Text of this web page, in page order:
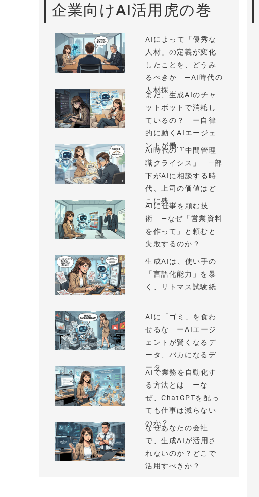
企業向けAI活用虎の巻
AIによって「優秀な
人材」の定義が変化
したことを、どうみ
るべきか —AI時代の
人材採...
まだ、生成AIのチャ
ットボットで消耗し
ているの？ ー自律
的に動くAIエージェ
ントが働...
AI時代の「中間管理
職クライシス」 —部
下がAIに相談する時
代、上司の価値はど
こに残...
AIに仕事を頼む技
術 —なぜ「営業資料
を作って」と頼むと
失敗するのか？
生成AIは、使い手の
「言語化能力」を暴
く、リトマス試験紙
AIに「ゴミ」を食わ
せるな ーAIエージ
ェントが賢くなるデ
ータ、バカになるデ
ータ
AIで業務を自動化す
る方法とは ーな
ぜ、ChatGPTを配っ
ても仕事は減らない
のか？
なぜあなたの会社
で、生成AIが活用さ
れないのか？どこで
活用すべきか？